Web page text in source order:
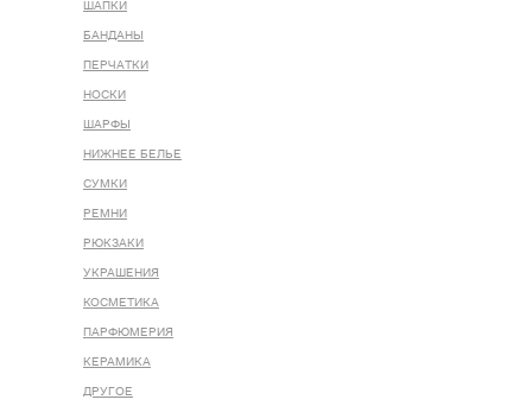
ШАПКИ
БАНДАНЫ
ПЕРЧАТКИ
НОСКИ
ШАРФЫ
НИЖНЕЕ БЕЛЬЕ
СУМКИ
РЕМНИ
РЮКЗАКИ
УКРАШЕНИЯ
КОСМЕТИКА
ПАРФЮМЕРИЯ
КЕРАМИКА
ДРУГОЕ